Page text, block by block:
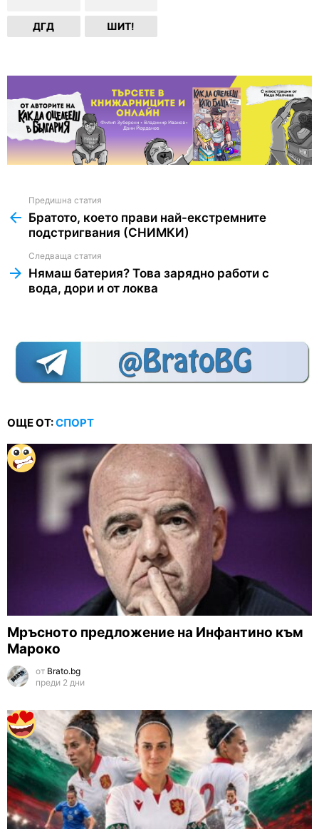
ДГД ШИТ!
more
Предишна статия
Братото, което прави най-екстремните
подстригвания (СНИМКИ)
Следваща статия
Нямаш батерия? Това зарядно работи с
вода, дори и от локва
ОЩЕ ОТ:СПОРТ
Мръсното предложение на Инфантино към
Мароко
от Brato.bg
преди 2 дни